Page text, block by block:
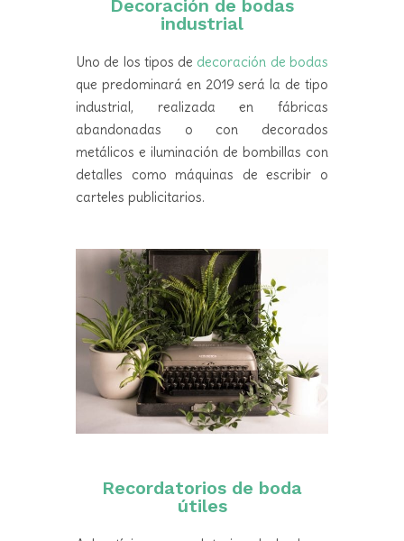
Decoración de bodas
industrial
Uno de los tipos de decoración de bodas
que predominará en 2019 será la de tipo
industrial, realizada en fábricas
abandonadas o con decorados
metálicos e iluminación de bombillas con
detalles como máquinas de escribir o
carteles publicitarios.
Recordatorios de boda
útiles